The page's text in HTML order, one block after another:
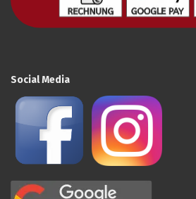
Social Media